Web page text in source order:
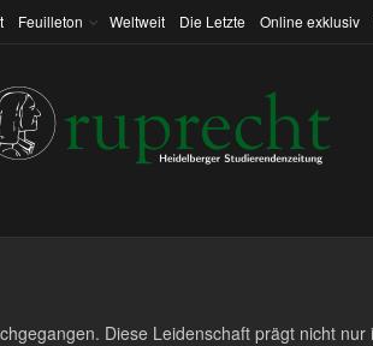
Feuilleton Weltweit Die Letzte Online exklusiv
Diese Leidenschaft prägt nicht nur